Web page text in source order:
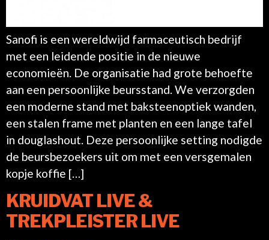
Sanofi is een wereldwijd farmaceutisch bedrijf
met een leidende positie in de nieuwe
economieën. De organisatie had grote behoefte
aan een persoonlijke beursstand. We verzorgden
een moderne stand met baksteenoptiek wanden,
een stalen frame met planten en een lange tafel
in douglashout. Deze persoonlijke setting nodigde
de beursbezoekers uit om met een versgemalen
kopje koffie […]
KRUIDVAT LIVE &
TREKPLEISTER LIVE